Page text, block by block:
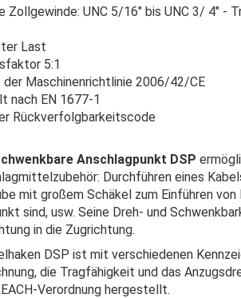
Zollgewinde: UNC 5/16″ bis UNC 3/ 4″ -
Last
5:1
Maschinenrichtlinie 2006/42/CE
nach EN 1677-1
Rückverfolgbarkeitscode
Anschlagpunkt DSP
Durchführen eines
mit großem Schäkel zum Einführen
sind, usw. Seine Dreh- und
in die Zugrichtung.
DSP ist mit verschiedenen
die Tragfähigkeit und das
Verordnung hergestellt.